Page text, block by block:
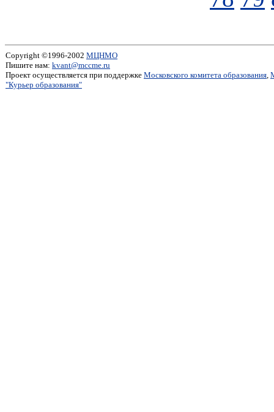
Copyright ©1996-2002 МЦНМО
Пишите нам: kvant@mccme.ru
Проект осуществляется при поддержке Московского комитета образования,
"Курьер образования"